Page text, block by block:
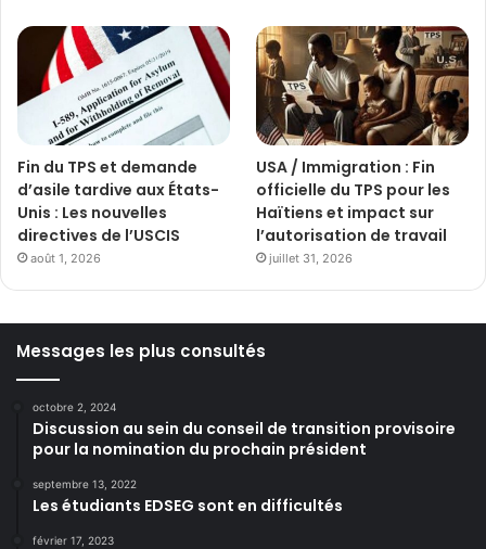
Fin du TPS et demande
d’asile tardive aux États-
Unis : Les nouvelles
directives de l’USCIS
août 1, 2026
USA / Immigration : Fin
officielle du TPS pour les
Haïtiens et impact sur
l’autorisation de travail
juillet 31, 2026
Messages les plus consultés
octobre 2, 2024
Discussion au sein du conseil de transition provisoire
pour la nomination du prochain président
septembre 13, 2022
Les étudiants EDSEG sont en difficultés
février 17, 2023